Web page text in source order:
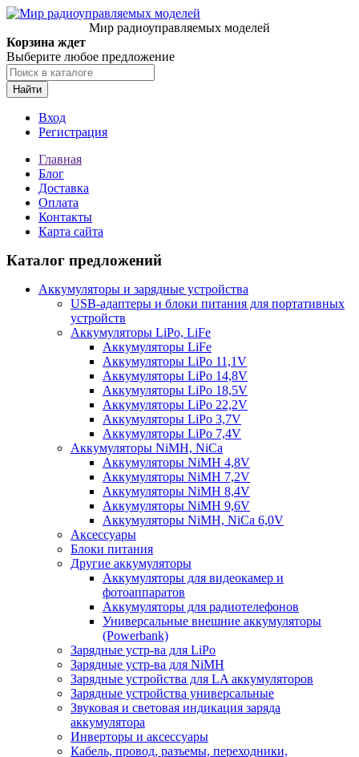
Мир радиоуправляемых моделей
Корзина ждет
Выберите любое предложение
Найти
Вход
Регистрация
Главная
Блог
Доставка
Оплата
Контакты
Карта сайта
Каталог предложений
Аккумуляторы и зарядные устройства
USB-адаптеры и блоки питания для портативных
устройств
Аккумуляторы LiPo, LiFe
Аккумуляторы LiFe
Аккумуляторы LiPo 11,1V
Аккумуляторы LiPo 14,8V
Аккумуляторы LiPo 18,5V
Аккумуляторы LiPo 22,2V
Аккумуляторы LiPo 3,7V
Аккумуляторы LiPo 7,4V
Аккумуляторы NiMH, NiCa
Аккумуляторы NiMH 4,8V
Аккумуляторы NiMH 7,2V
Аккумуляторы NiMH 8,4V
Аккумуляторы NiMH 9,6V
Аккумуляторы NiMH, NiCa 6,0V
Аксессуары
Блоки питания
Другие аккумуляторы
Аккумуляторы для видеокамер и
фотоаппаратов
Аккумуляторы для радиотелефонов
Универсальные внешние аккумуляторы
(Powerbank)
Зарядные устр-ва для LiPo
Зарядные устр-ва для NiMH
Зарядные устройства для LA аккумуляторов
Зарядные устройства универсальные
Звуковая и световая индикация заряда
аккумулятора
Инверторы и аксессуары
Кабель, провод, разъемы, переходники,